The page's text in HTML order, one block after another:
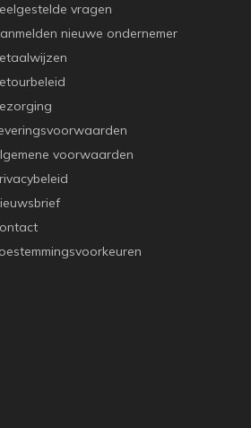
vragen
nieuwe ondernemer
voorwaarden